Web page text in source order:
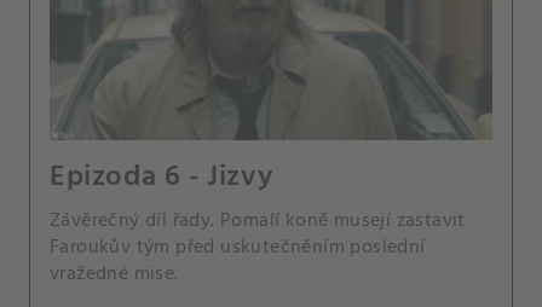
Epizoda 6 - Jizvy
Závěrečný díl řady. Pomalí koně musejí zastavit
Faroukův tým před uskutečněním poslední
vražedné mise.